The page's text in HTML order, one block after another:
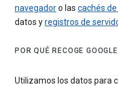
navegadoro las cachés
datos yregistros de
POR QUÉ RECOGE
Utilizamos los datos para